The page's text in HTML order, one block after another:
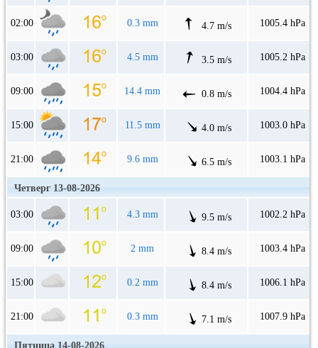
02:00 0.3 mm 4.7 m/s 1005.4 hPa
03:00 4.5 mm 3.5 m/s 1005.2 hPa
09:00 14.4 mm 0.8 m/s 1004.4 hPa
15:00 11.5 mm 4.0 m/s 1003.0 hPa
21:00 9.6 mm 6.5 m/s 1003.1 hPa
Четверг 13-08-2026
03:00 4.3 mm 9.5 m/s 1002.2 hPa
09:00 2 mm 8.4 m/s 1003.4 hPa
15:00 0.2 mm 8.4 m/s 1006.1 hPa
21:00 0.3 mm 7.1 m/s 1007.9 hPa
Пятница 14-08-2026